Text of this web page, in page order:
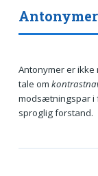
Antonymer
Antonymer er
tale om
modsætningspar i
sproglig forstand.